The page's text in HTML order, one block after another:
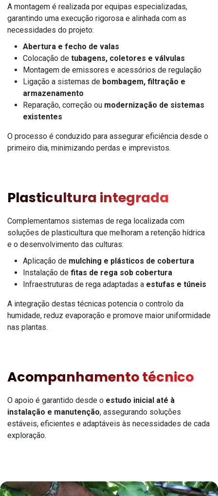
A montagem é realizada por equipas especializadas,
garantindo uma execução rigorosa e alinhada com as
necessidades do projeto:
Abertura e fecho de valas
Colocação de tubagens, coletores e válvulas
Montagem de emissores e acessórios de regulação
Ligação a sistemas de bombagem, filtração e
armazenamento
Reparação, correção ou modernização de sistemas
existentes
O processo é conduzido para assegurar eficiência desde o
primeiro dia, minimizando perdas e imprevistos.
Plasticultura integrada
Complementamos sistemas de rega localizada com
soluções de plasticultura que melhoram a retenção hídrica
e o desenvolvimento das culturas:
Aplicação de mulching e plásticos de cobertura
Instalação de fitas de rega sob cobertura
Infraestruturas de rega adaptadas a estufas e túneis
A integração destas técnicas potencia o controlo da
humidade, reduz evaporação e promove maior uniformidade
nas plantas.
Acompanhamento técnico
O apoio é garantido desde o estudo inicial até à
instalação e manutenção, assegurando soluções
estáveis, eficientes e adaptáveis às necessidades de cada
exploração.